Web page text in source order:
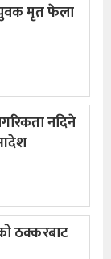
मृत फेला
नदिने
आदेश
ठक्करबाट